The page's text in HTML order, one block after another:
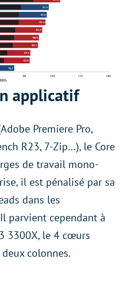
applicatif
Premiere Pro,
R23, 7-Zip…), le Core
de travail mono-
il est pénalisé par sa
dans les
parvient cependant à
3300X, le 4 cœurs
colonnes.